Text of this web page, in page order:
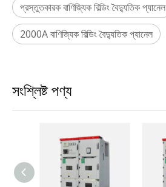
প্রস্তুতকারক বাণিজ্যিক বিল্ডিং বৈদ্যুতিক প্যানেল
2000A বাণিজ্যিক বিল্ডিং বৈদ্যুতিক প্যানেল
সংশ্লিষ্ট পণ্য